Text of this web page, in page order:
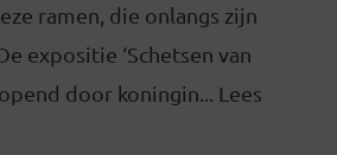
ramen, die onlangs zijn
expositie ‘Schetsen van
door koningin... Lees